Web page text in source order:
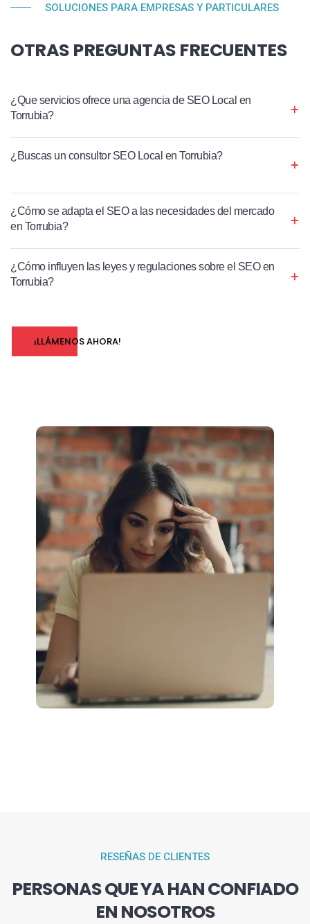
SOLUCIONES PARA EMPRESAS Y PARTICULARES
OTRAS PREGUNTAS FRECUENTES
¿Que servicios ofrece una agencia de SEO Local en
Torrubia?
¿Buscas un consultor SEO Local en Torrubia?
¿Cómo se adapta el SEO a las necesidades del mercado
en Torrubia?
¿Cómo influyen las leyes y regulaciones sobre el SEO en
Torrubia?
¡LLÁMENOS AHORA!
RESEÑAS DE CLIENTES
PERSONAS QUE YA HAN CONFIADO
EN NOSOTROS